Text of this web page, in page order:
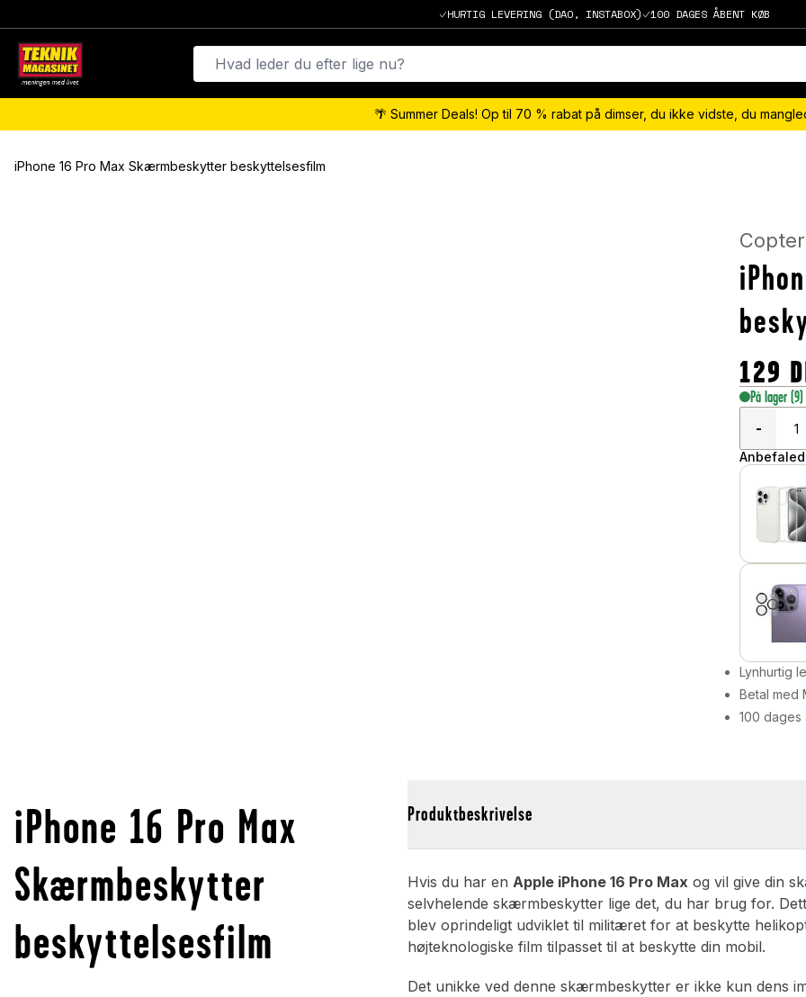
HURTIG LEVERING (DAO, INSTABOX) 100 DAGES ÅBENT KØB
🌴 Summer Deals! Op til 70 % rabat på dimser, du ikke vidste, du
iPhone 16 Pro Max Skærmbeskytter beskyttelsesfilm
Copter
129
På lager (9)
-
Lynhurtig
Betal med
100
iPhone 16 Pro Max
Skærmbeskytter
beskyttelsesfilm
Produktbeskrivelse
Hvis du har enApple iPhone 16 Pro Max og vil give din
selvhelende skærmbeskytter lige det, du har brug for.
blev oprindeligt udviklet til militæret for at beskytte
højteknologiske film tilpasset til at beskytte din mobil.
Det unikke ved denne skærmbeskytter er ikke kun dens